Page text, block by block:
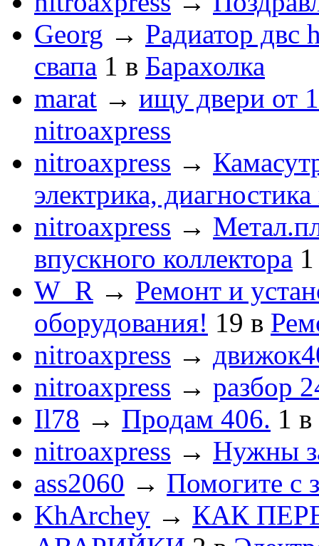
Georg → Радиатор двс
свапа 1 в Барахолка
marat → ищу двери от
nitroaxpress
nitroaxpress →
электрика,
nitroaxpress →
впускного коллектора 1
W_R → Ремонт и
оборудования! 19 в
nitroaxpress →
nitroaxpress → разбор
Il78 → Продам 406. 1 в
nitroaxpress → Нужны
ass2060 → Помогите с
KhArchey → КАК